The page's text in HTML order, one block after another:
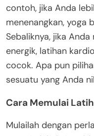
contoh, jika Anda
menenangkan, yoga
Sebaliknya, jika
energik, latihan
cocok. Apa pun
sesuatu yang Anda
Cara Memulai
Mulailah dengan